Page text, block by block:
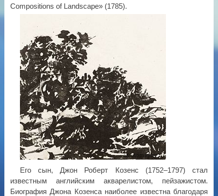
Compositions of Landscape» (1785).
Его сын, Джон Роберт Козенс (1752–1797) стал
известным английским акварелистом, пейзажистом.
Биография Джона Козенса наиболее известна благодаря